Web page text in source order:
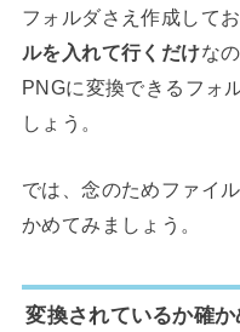
フォルダさえ作成して
ルを入れて行くだけな
PNGに変換できるフォ
しょう。
では、念のためファイ
かめてみましょう。
変換されているか確か